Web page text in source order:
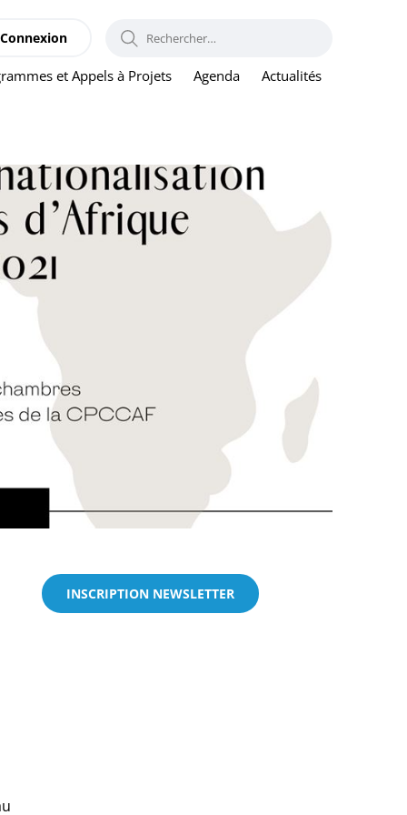
et Appels à Projets Agenda Actualités
Connexion RECHERCHER :
INSCRIPTION NEWSLETTER